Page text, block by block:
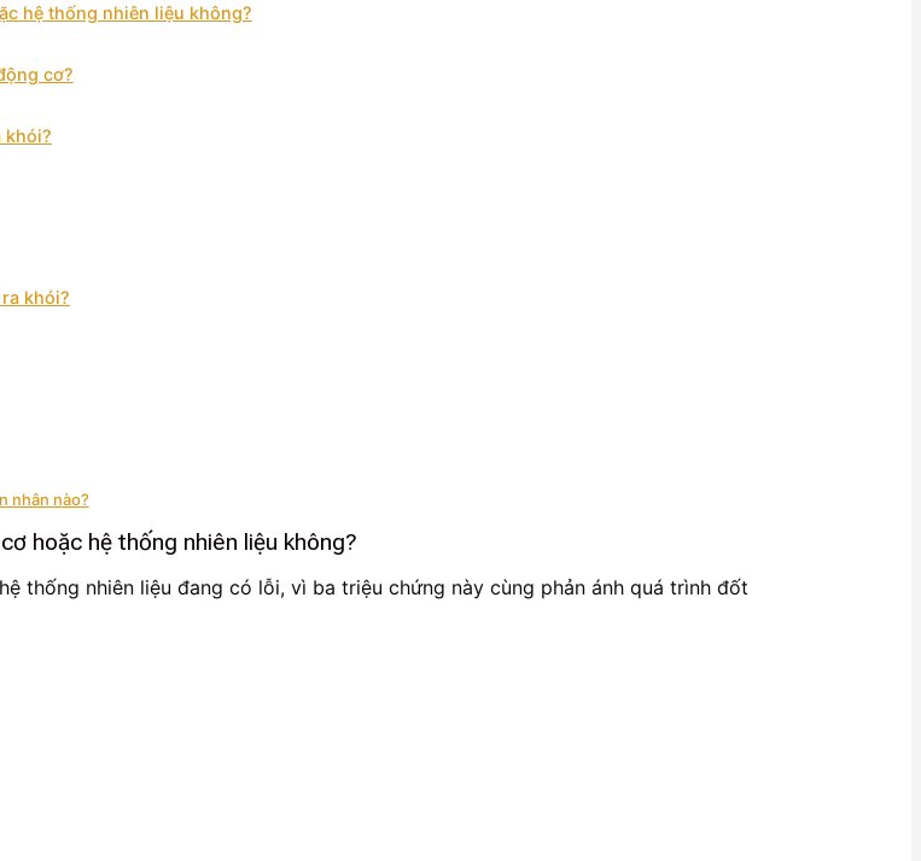
hệ thống nhiên liệu không?
cơ?
khói?
khói?
nhân nào?
hoặc hệ thống nhiên liệu không?
thống nhiên liệu đang có lỗi, vì ba triệu chứng này cùng phản ánh quá trình đốt